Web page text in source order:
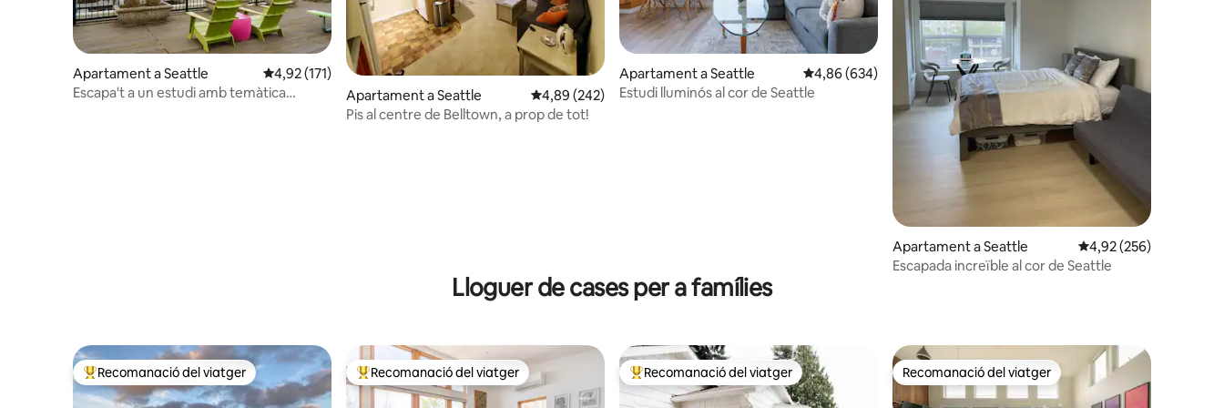
Apartament a Seattle 4,92 de puntuació mitjana d'un total de 5; 171 avaluacions
4,92 (171)
Escapa't a un estudi amb temàtica
Apartament a Seattle 4,89 de puntuació mitjana d'un total de 5; 242 avaluacions
4,89 (242)
Pis al centre de Belltown, a prop de tot!
Apartament a Seattle 4,86 de puntuació mitjana d'un total de 5; 634 avaluacions
4,86 (634)
Estudi lluminós al cor de Seattle
Apartament a Seattle 4,92 de puntuació
4,92 (256)
Escapada increïble al cor de Seattle
Lloguer de cases per a famílies
Principals recomanacions dels viatgers
Recomanació del viatger Principals recomanacions dels viatgers
Recomanació del viatger Principals recomanacions dels viatgers
Recomanació del viatger Recomanació del viatger
Recomanació del viatger